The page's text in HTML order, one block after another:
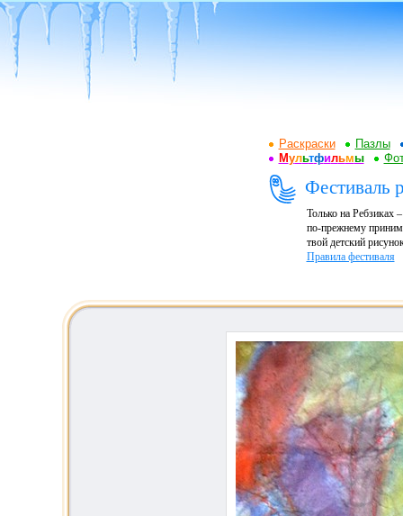
Раскраски
Пазлы
Мультфильмы
Фестиваль
Только на Ребзиках
по-прежнему
твой детский
Правила фестиваля